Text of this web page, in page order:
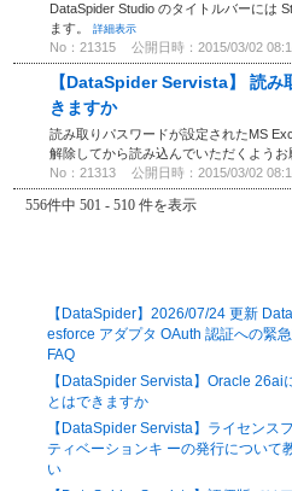
DataSpider Studio のタイトルバーには
ます。
詳細表示
No：21315 公開日時：2015/03/02
【DataSpider Servista】 読み
きますか
読み取りパスワードが設定されたMS
解除してから読み込んでいただくようお
No：21313 公開日時：2015/03/02
556件中 501 - 510 件を表示
【DataSpider】2026/07/24 更新
esforce アダプタ OAuth 認証への緊
FAQ
【DataSpider Servista】Oracle 26ai
とはできますか
【DataSpider Servista】ライセンス
ティベーションキ ーの発行について
い